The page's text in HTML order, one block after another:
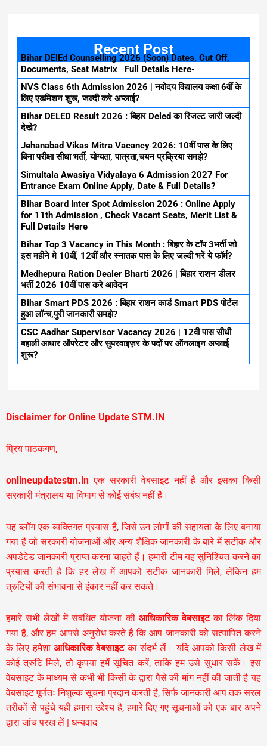
Recent Post
Bihar DElEd Counselling 2026 (Soon) Dates, Cut Off,
Documents, Seat Matrix Full Details Here-
NVS Class 6th Admission 2026 | नवोदय विद्यालय कक्षा 6वीं के
लिए एडमिशन शुरू, जल्दी करे अप्लाई?
Bihar DELED Result 2026 : बिहार Deled का रिजल्ट जारी जल्दी
देखे?
Jehanabad Vikas Mitra Vacancy 2026: 10वीं पास के लिए
बिना परीक्षा सीधा भर्ती, योग्यता, पात्रता,चयन प्रक्रिया समझे?
Simultala Awasiya Vidyalaya 6 Admission 2027 For
Entrance Exam Online Apply, Date & Full Details?
Bihar Board Inter Spot Admission 2026 : Online Apply
for 11th Admission , Check Vacant Seats, Merit List &
Full Details Here
Bihar Top 3 Vacancy in This Month : बिहार के टॉप 3भर्ती जो
इस महीने मे 10वीं, 12वीं और स्नातक पास के लिए जल्दी भरें ये फॉर्म?
Medhepura Ration Dealer Bharti 2026 | बिहार राशन डीलर
भर्ती 2026 10वीं पास करे आवेदन
Bihar Smart PDS 2026 : बिहार राशन कार्ड Smart PDS पोर्टल
हुआ लॉन्च,पुरी जानकारी समझे?
CSC Aadhar Supervisor Vacancy 2026 | 12वी पास सीधी
बहाली आधार ऑपरेटर और सुपरवाइज़र के पदों पर ऑनलाइन अप्लाई
शुरू?
Disclaimer for Online Update STM.IN
प्रिय पाठकगण,
onlineupdatestm.in एक सरकारी वेबसाइट नहीं है और इसका किसी
सरकारी मंत्रालय या विभाग से कोई संबंध नहीं है।
यह ब्लॉग एक व्यक्तिगत प्रयास है, जिसे उन लोगों की सहायता के लिए बनाया
गया है जो सरकारी योजनाओं और अन्य शैक्षिक जानकारी के बारे में सटीक और
अपडेटेड जानकारी प्राप्त करना चाहते हैं। हमारी टीम यह सुनिश्चित करने का
प्रयास करती है कि हर लेख में आपको सटीक जानकारी मिले, लेकिन हम
त्रुटियों की संभावना से इंकार नहीं कर सकते।
हमारे सभी लेखों में संबंधित योजना की आधिकारिक वेबसाइटका लिंक दिया
गया है, और हम आपसे अनुरोध करते हैं कि आप जानकारी को सत्यापित करने
के लिए हमेशा आधिकारिक वेबसाइटका संदर्भ लें। यदि आपको किसी लेख में
कोई त्रुटि मिले, तो कृपया हमें सूचित करें, ताकि हम उसे सुधार सकें। इस
वेबसाइट के माध्यम से कभी भी किसी के द्वारा पैसे की मांग नहीं की जाती है यह
वेबसाइट पूर्णतः निशुल्क सूचना प्रदान करती है,सिर्फ जानकारी आप तक सरल
तरीकों से पहुंचे यही हमारा उद्देश्य है, हमारे दिए गए सूचनाओं को एक बार अपने
द्वारा जांच परख लें | धन्यवाद